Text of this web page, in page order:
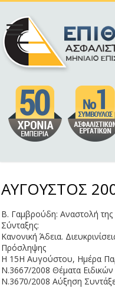
ΑΥΓΟΥΣΤΟΣ
Β. Γαμβρούδη: Αναστολή
Σύνταξης:
Κανονική Άδεια.
Πρόσληψης
Η 15Η Αυγούστου, Ημέρα
Ν.3667/2008 Θέματα
Ν.3670/2008 Αύξηση